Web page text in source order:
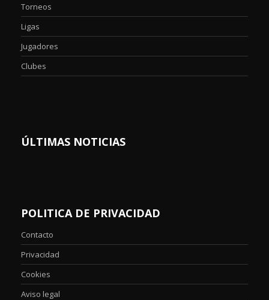
Torneos
Ligas
Jugadores
Clubes
ÚLTIMAS NOTICIAS
POLITICA DE PRIVACIDAD
Contacto
Privacidad
Cookies
Aviso legal